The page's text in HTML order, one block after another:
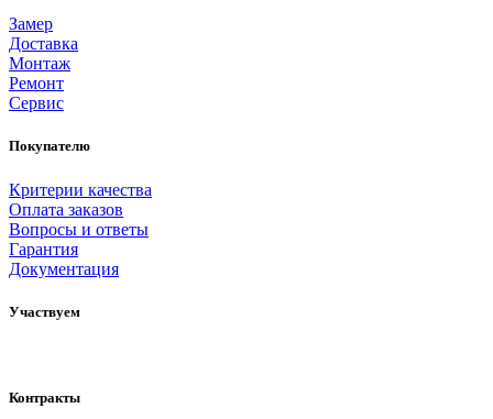
Замер
Доставка
Монтаж
Ремонт
Сервис
Покупателю
Критерии качества
Оплата заказов
Вопросы и ответы
Гарантия
Документация
Участвуем
Контракты